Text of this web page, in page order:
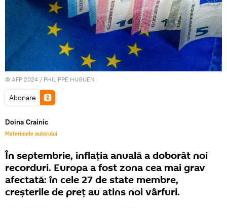
© AFP 2024 / PHILIPPE HUGUEN
Abonare
Doina Crainic
Materialele autorului
În septembrie, inflația anuală a doborât noi
recorduri. Europa a fost zona cea mai grav
afectată: în cele 27 de state membre,
creșterile de preț au atins noi vârfuri.